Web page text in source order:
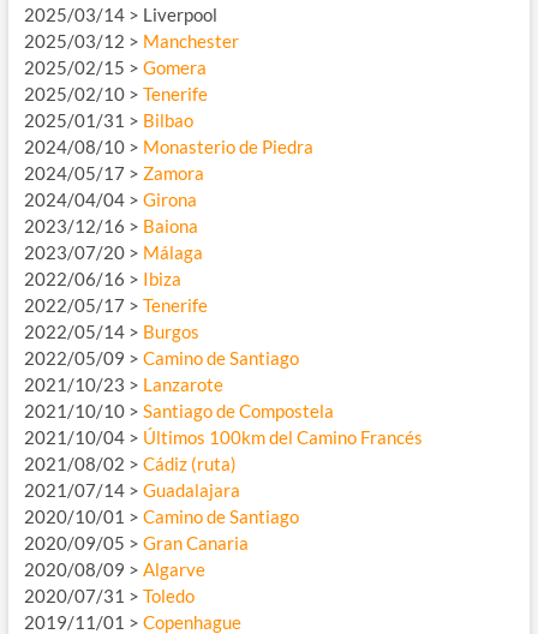
2025/03/14 > Liverpool
2025/03/12 > Manchester
2025/02/15 > Gomera
2025/02/10 > Tenerife
2025/01/31 > Bilbao
2024/08/10 > Monasterio de Piedra
2024/05/17 > Zamora
2024/04/04 > Girona
2023/12/16 > Baiona
2023/07/20 > Málaga
2022/06/16 > Ibiza
2022/05/17 > Tenerife
2022/05/14 > Burgos
2022/05/09 > Camino de Santiago
2021/10/23 > Lanzarote
2021/10/10 > Santiago de Compostela
2021/10/04 > Últimos 100km del Camino Francés
2021/08/02 > Cádiz (ruta)
2021/07/14 > Guadalajara
2020/10/01 > Camino de Santiago
2020/09/05 > Gran Canaria
2020/08/09 > Algarve
2020/07/31 > Toledo
2019/11/01 > Copenhague